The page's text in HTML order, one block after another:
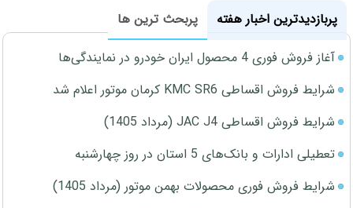
پربازدیدترین اخبار هفته
پربحث ترین ها
آغاز فروش فوری 4 محصول ایران خودرو در نمایندگی‌ها
شرایط فروش اقساطی KMC SR6 کرمان موتور اعلام شد
شرایط فروش اقساطی JAC J4 (مرداد 1405)
تعطیلی ادارات و بانک‌های 5 استان در روز چهارشنبه
شرایط فروش فوری محصولات بهمن موتور (مرداد 1405)